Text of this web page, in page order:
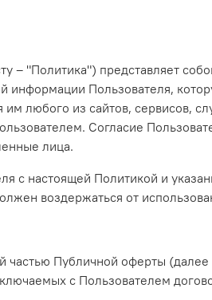
– "Политика") представляет
информации Пользователя,
любого из сайтов, сервисов,
Согласие
лица.
с настоящей Политикой и
воздержаться от
частью Публичной оферты
с Пользователем